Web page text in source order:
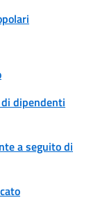
dipendenti
a seguito di